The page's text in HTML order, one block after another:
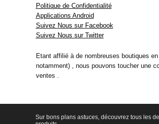
Politique de Confidentialité
Applications Android
Suivez Nous sur Facebook
Suivez Nous sur Twitter
Etant affilié à de nombreuses boutiques
notamment) , nous pouvons toucher une
ventes .
Sur bons plans astuces, découvrez tous les